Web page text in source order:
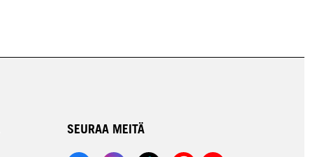
SEURAA MEITÄ